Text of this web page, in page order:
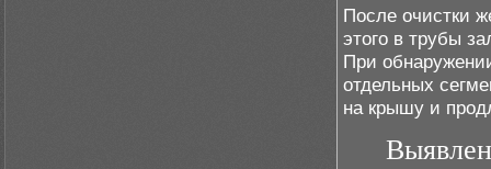
После очистки
этого в трубы
При
отдельных
на крышу и